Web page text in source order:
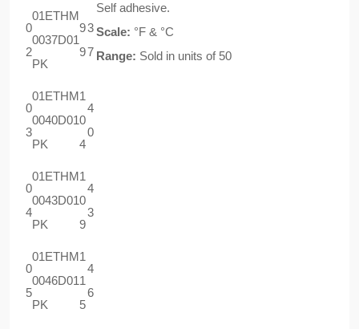
Self adhesive.
Scale: °F & °C
Range: Sold in units of 50
0
2
01ETHM
0037D01
PK
9
9
3
7
0
3
01ETHM
0040D01
PK
1
0
4
4
0
0
4
01ETHM
0043D01
PK
1
0
9
4
3
0
5
01ETHM
0046D01
PK
1
1
5
4
6